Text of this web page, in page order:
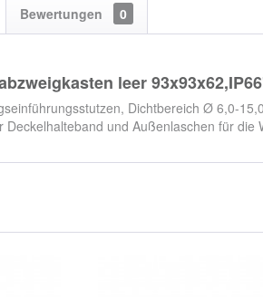
Bewertungen 0
leer
Dichtbereich Ø 6,0-
und Außenlaschen für